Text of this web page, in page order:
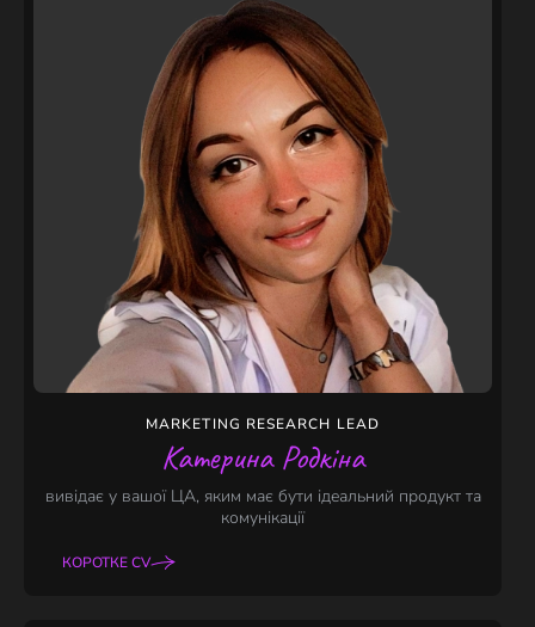
MARKETING RESEARCH LEAD
Катерина Родкіна
вивідає у вашої ЦА, яким має бути ідеальний продукт та
комунікації
КОРОТКЕ CV